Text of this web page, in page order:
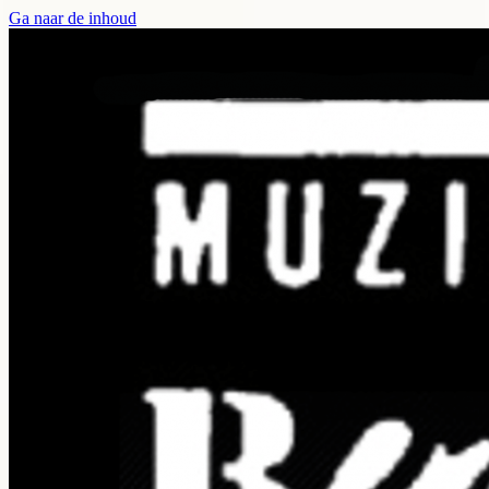
Ga naar de inhoud